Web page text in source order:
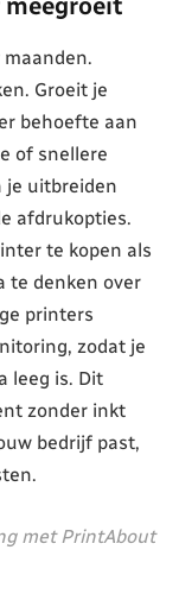
Groeit je
behoefte aan
of snellere
je uitbreiden
afdrukopties.
te kopen als
te denken over
printers
zodat je
leeg is. Dit
zonder inkt
bedrijf past,
met PrintAbout